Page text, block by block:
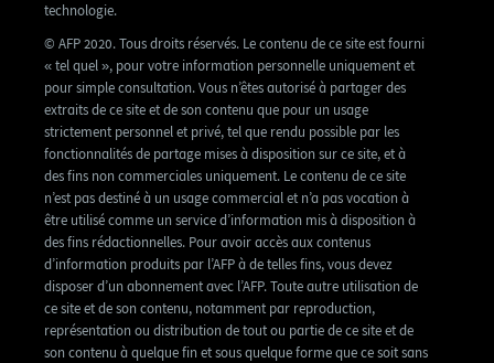
technologie.
© AFP 2020. Tous droits réservés. Le contenu de ce site est fourni
« tel quel », pour votre information personnelle uniquement et
pour simple consultation. Vous n’êtes autorisé à partager des
extraits de ce site et de son contenu que pour un usage
strictement personnel et privé, tel que rendu possible par les
fonctionnalités de partage mises à disposition sur ce site, et à
des fins non commerciales uniquement. Le contenu de ce site
n’est pas destiné à un usage commercial et n’a pas vocation à
être utilisé comme un service d’information mis à disposition à
des fins rédactionnelles. Pour avoir accès aux contenus
d’information produits par l’AFP à de telles fins, vous devez
disposer d’un abonnement avec l’AFP. Toute autre utilisation de
ce site et de son contenu, notamment par reproduction,
représentation ou distribution de tout ou partie de ce site et de
son contenu à quelque fin et sous quelque forme que ce soit sans